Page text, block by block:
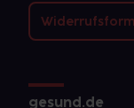
gesund.de